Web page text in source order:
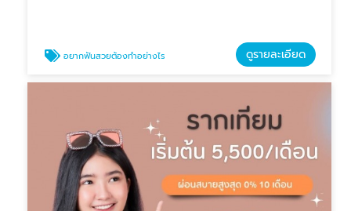
อยากฟันสวยต้องทำอย่างไร ดูรายละเอียด